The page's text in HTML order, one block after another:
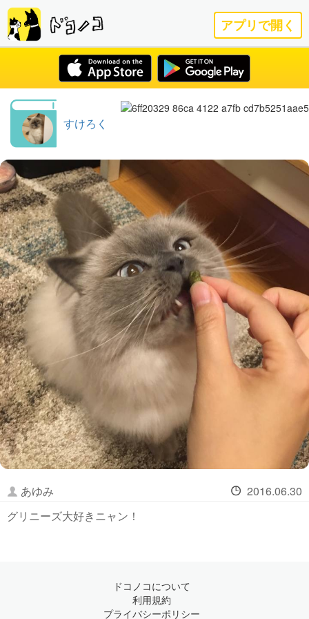
アプリで開く
すけろく
あゆみ
2016.06.30
グリニーズ大好きニャン！
ドコノコについて
利用規約
プライバシーポリシー